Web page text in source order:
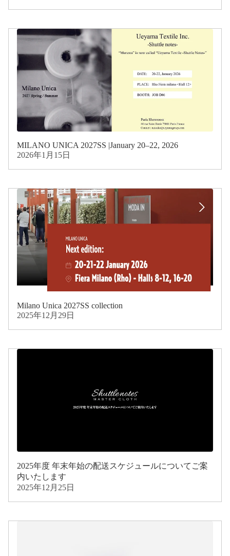
MILANO UNICA 2027SS |January 20–22, 2026
2026年1月15日
Milano Unica 2027SS collection
2025年12月29日
2025年度 年末年始の配送スケジュールについてご案
内いたします
2025年12月25日